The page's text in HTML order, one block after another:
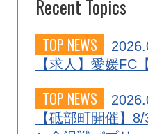
Recent Topics
TOP NEWS
【求人】愛媛FC
TOP NEWS
【砥部町開催】